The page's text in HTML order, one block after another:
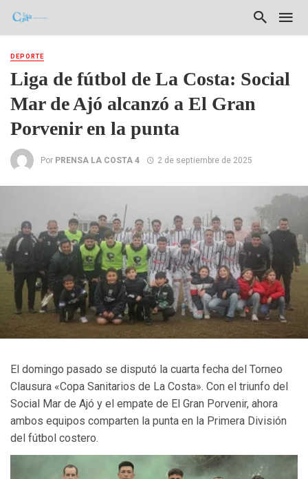
DEPORTE
Liga de fútbol de La Costa: Social
Mar de Ajó alcanzó a El Gran
Porvenir en la punta
Por PRENSA LA COSTA 4 2 de septiembre de 2025
El domingo pasado se disputó la cuarta fecha del Torneo
Clausura «Copa Sanitarios de La Costa». Con el triunfo del
Social Mar de Ajó y el empate de El Gran Porvenir, ahora
ambos equipos comparten la punta en la Primera División
del fútbol costero.